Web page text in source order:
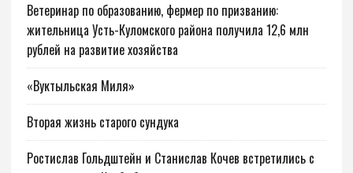
Ветеринар по образованию, фермер по призванию:
жительница Усть-Куломского района получила 12,6 млн
рублей на развитие хозяйства
«Вуктыльская Миля»
Вторая жизнь старого сундука
Ростислав Гольдштейн и Станислав Кочев встретились с